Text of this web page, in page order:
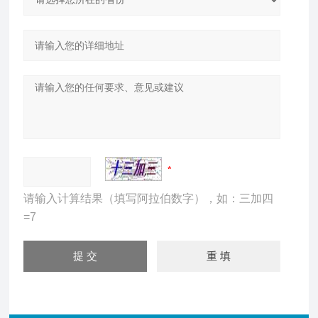
请输入计算结果（填写阿拉伯数字），如：三加四
=7